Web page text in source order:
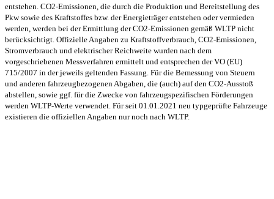
entstehen. CO2-Emissionen, die durch die Produktion und Bereitstellung des
Pkw sowie des Kraftstoffes bzw. der Energieträger entstehen oder vermieden
werden, werden bei der Ermittlung der CO2-Emissionen gemäß WLTP nicht
berücksichtigt. Offizielle Angaben zu Kraftstoffverbrauch, CO2-Emissionen,
Stromverbrauch und elektrischer Reichweite wurden nach dem
vorgeschriebenen Messverfahren ermittelt und entsprechen der VO (EU)
715/2007 in der jeweils geltenden Fassung. Für die Bemessung von Steuern
und anderen fahrzeugbezogenen Abgaben, die (auch) auf den CO2-Ausstoß
abstellen, sowie ggf. für die Zwecke von fahrzeugspezifischen Förderungen
werden WLTP-Werte verwendet. Für seit 01.01.2021 neu typgeprüfte Fahrzeuge
existieren die offiziellen Angaben nur noch nach WLTP.